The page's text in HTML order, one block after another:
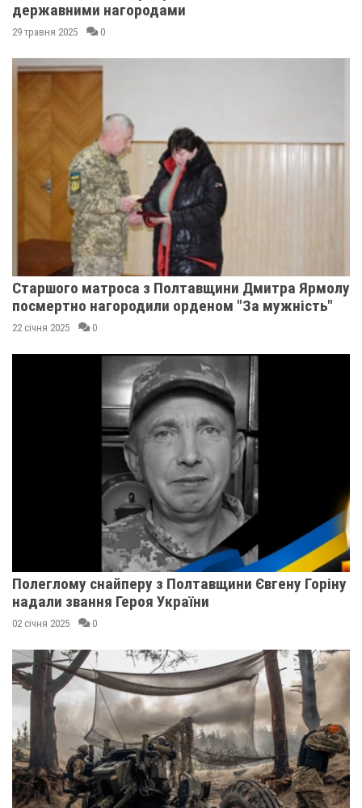
державними нагородами
29 травня 2025 0
Старшого матроса з Полтавщини Дмитра Ярмолу
посмертно нагородили орденом "За мужність"
22 січня 2025 0
Полеглому снайперу з Полтавщини Євгену Горіну
надали звання Героя України
02 січня 2025 0